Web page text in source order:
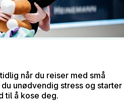
når du reiser med små
unødvendig stress og starter
til å kose deg.